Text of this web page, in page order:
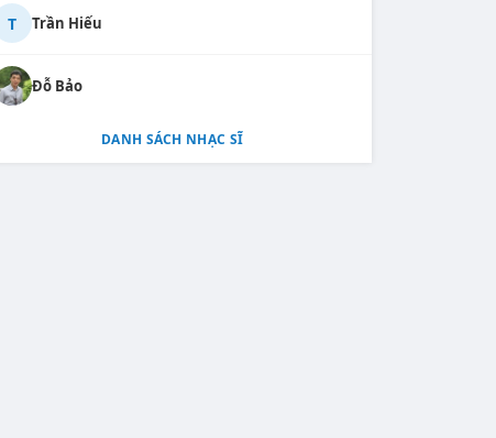
T Trần Hiếu
Đỗ Bảo
DANH SÁCH NHẠC SĨ